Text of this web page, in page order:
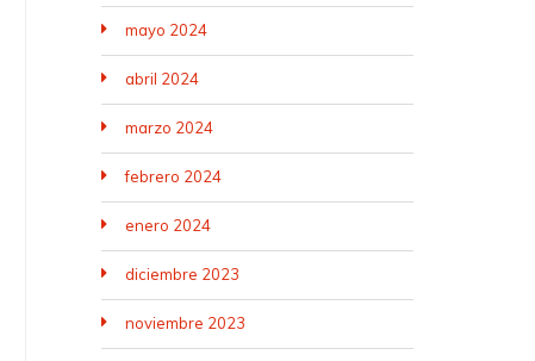
mayo 2024
abril 2024
marzo 2024
febrero 2024
enero 2024
diciembre 2023
noviembre 2023